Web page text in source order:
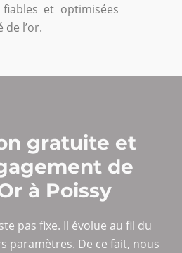
et optimisées
de l’or.
gratuite et
de
à Poissy
pas fixe. Il évolue au fil du
paramètres. De ce fait, nous